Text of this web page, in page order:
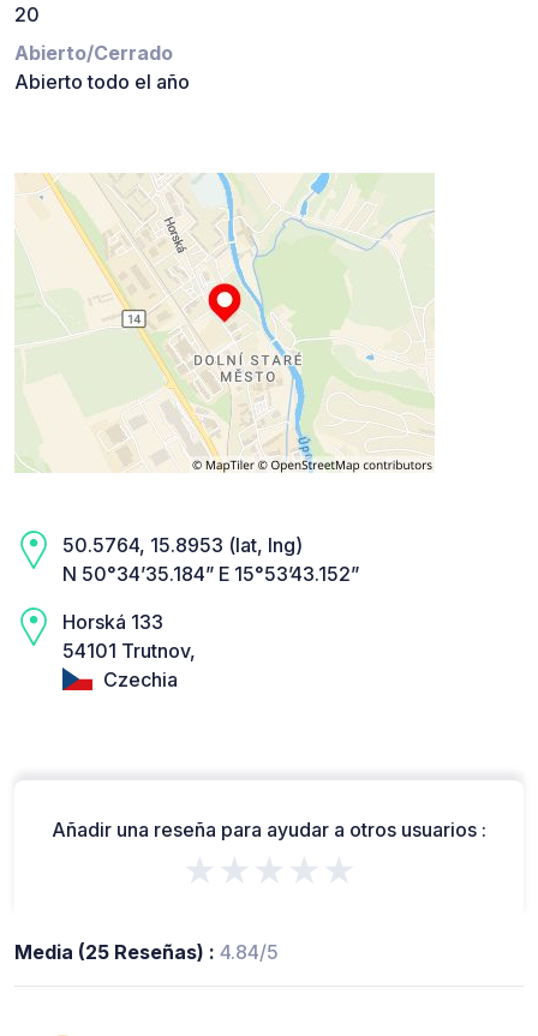
20
Abierto/Cerrado
Abierto todo el año
50.5764, 15.8953 (lat, lng)
N 50°34’35.184” E 15°53’43.152”
Horská 133
54101 Trutnov,
Czechia
Añadir una reseña para ayudar a otros usuarios :
★★★★★
Media (25 Reseñas) : 4.84/5